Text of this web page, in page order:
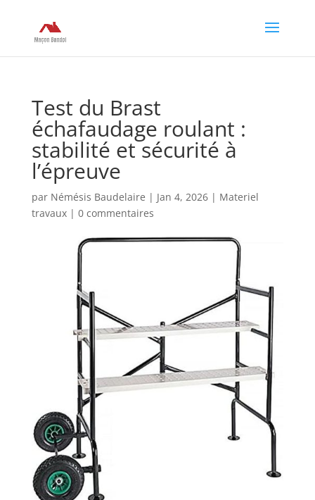
Test du Brast
échafaudage roulant :
stabilité et sécurité à
l’épreuve
par Némésis Baudelaire | Jan 4, 2026| Materiel
travaux| 0 commentaires